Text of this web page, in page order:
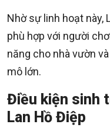
Nhờ sự linh hoạt này,
phù hợp với người
năng cho nhà vườn
mô lớn.
Điều kiện sinh
Lan Hồ Điệp